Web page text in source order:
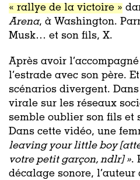
« rallye de la victoire »
Arena, à Washington.
Musk… et son fils, X.
Après avoir
l’estrade avec son père.
scénarios divergent. Dans
virale sur les réseaux
semble oublier son fils et
Dans cette vidéo, une
leaving your little boy
votre petit garçon, ndlr] ».
décalage sonore,